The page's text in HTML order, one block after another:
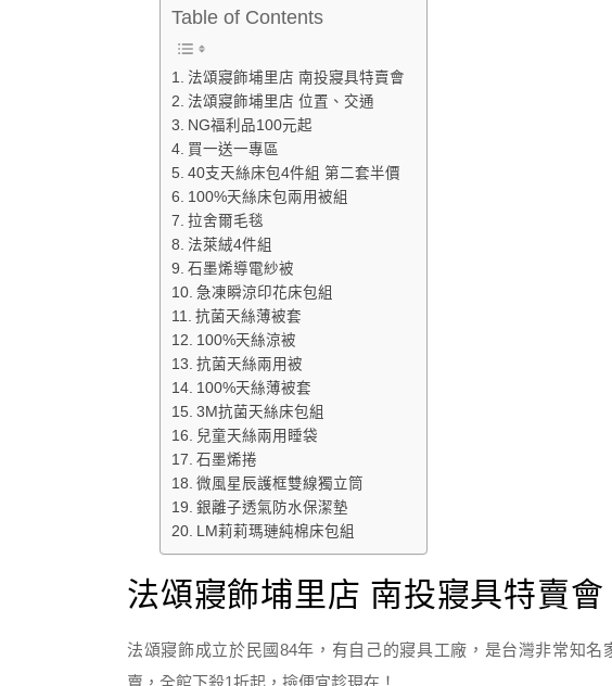
Table of Contents
法頌寢飾埔里店 南投寢具特賣會
法頌寢飾埔里店 位置、交通
NG福利品100元起
買一送一專區
40支天絲床包4件組 第二套半價
100%天絲床包兩用被組
拉舍爾毛毯
法萊絨4件組
石墨烯導電紗被
急凍瞬涼印花床包組
抗菌天絲薄被套
100%天絲涼被
抗菌天絲兩用被
100%天絲薄被套
3M抗菌天絲床包組
兒童天絲兩用睡袋
石墨烯捲
微風星辰護框雙線獨立筒
銀離子透氣防水保潔墊
LM莉莉瑪璉純棉床包組
法頌寢飾埔里店 南投寢具特賣會
法頌寢飾成立於民國84年，有自己的寢具工廠，是台灣非常知
賣，全館下殺1折起，撿便宜趁現在！